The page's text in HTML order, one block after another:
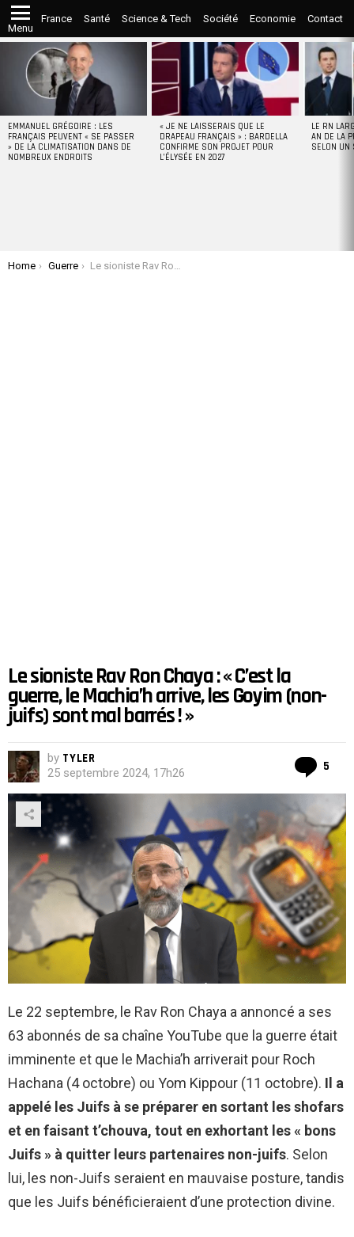
Menu
France Santé Science & Tech Société Economie Contact
STORIES
EMMANUEL GRÉGOIRE : LES
FRANÇAIS PEUVENT « SE PASSER
» DE LA CLIMATISATION DANS DE
NOMBREUX ENDROITS
« JE NE LAISSERAIS QUE LE
DRAPEAU FRANÇAIS » : BARDELLA
CONFIRME SON PROJET POUR
L’ÉLYSÉE EN 2027
LE RN
AN DE LA
SELON UN
You are here:
Home Guerre Le sioniste Rav Ron Chaya : « C’est la guerre, le Machia’h arrive, les Goyim (non-juifs) sont mal barrés ! »
Le sioniste Rav Ron Chaya : « C’est la
guerre, le Machia’h arrive, les Goyim (non-
juifs) sont mal barrés ! »
by TYLER
25 septembre 2024, 17h26 5
Le 22 septembre, le Rav Ron Chaya a annoncé a ses
63 abonnés de sa chaîne YouTube que la guerre était
imminente et que le Machia’h arriverait pour Roch
Hachana (4 octobre) ou Yom Kippour (11 octobre). Il a
appelé les Juifs à se préparer en sortant les shofars
et en faisant t’chouva, tout en exhortant les « bons
Juifs » à quitter leurs partenaires non-juifs. Selon
lui, les non-Juifs seraient en mauvaise posture, tandis
que les Juifs bénéficieraient d’une protection divine.